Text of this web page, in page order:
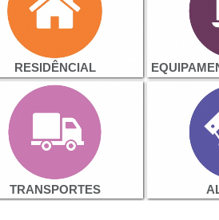
RESIDÊNCIAL
TRANSPORTES